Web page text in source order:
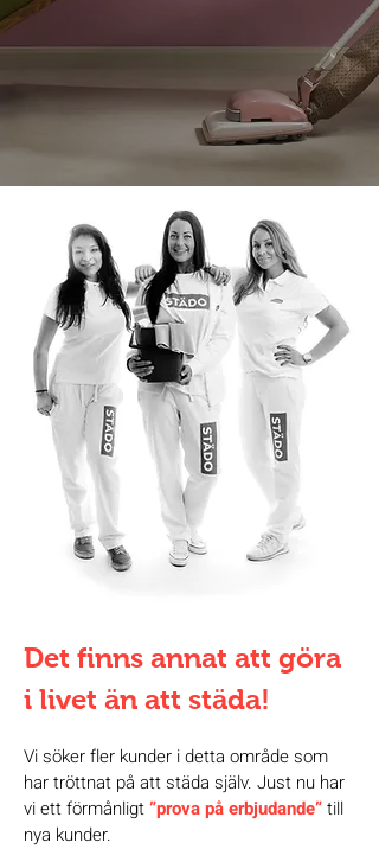
Det finns annat att göra
i livet än att städa!
Vi söker fler kunder i detta område som
har tröttnat på att städa själv. Just nu har
vi ett förmånligt”prova på erbjudande”till
nya kunder.